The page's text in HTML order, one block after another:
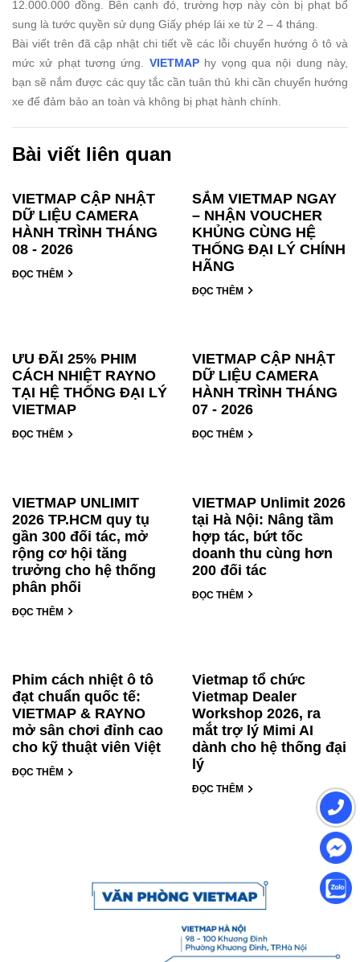
12.000.000 đồng. Bên cạnh đó, trường hợp này còn bị phạt bổ
sung là tước quyền sử dụng Giấy phép lái xe từ 2 – 4 tháng.
Bài viết trên đã cập nhật chi tiết về các lỗi chuyển hướng ô tô và
mức xử phạt tương ứng. VIETMAPhy vọng qua nội dung này,
bạn sẽ nắm được các quy tắc cần tuân thủ khi cần chuyển hướng
xe để đảm bảo an toàn và không bị phạt hành chính.
Bài viết liên quan
VIETMAP CẬP NHẬT
DỮ LIỆU CAMERA
HÀNH TRÌNH THÁNG
08 - 2026
ĐỌC THÊM
SẮM VIETMAP NGAY
– NHẬN VOUCHER
KHỦNG CÙNG HỆ
THỐNG ĐẠI LÝ CHÍNH
HÃNG
ĐỌC THÊM
ƯU ĐÃI 25% PHIM
CÁCH NHIỆT RAYNO
TẠI HỆ THỐNG ĐẠI LÝ
VIETMAP
ĐỌC THÊM
VIETMAP CẬP NHẬT
DỮ LIỆU CAMERA
HÀNH TRÌNH THÁNG
07 - 2026
ĐỌC THÊM
VIETMAP UNLIMIT
2026 TP.HCM quy tụ
gần 300 đối tác, mở
rộng cơ hội tăng
trưởng cho hệ thống
phân phối
ĐỌC THÊM
VIETMAP Unlimit 2026
tại Hà Nội: Nâng tầm
hợp tác, bứt tốc
doanh thu cùng hơn
200 đối tác
ĐỌC THÊM
Phim cách nhiệt ô tô
đạt chuẩn quốc tế:
VIETMAP & RAYNO
mở sân chơi đỉnh cao
cho kỹ thuật viên Việt
ĐỌC THÊM
Vietmap tổ chức
Vietmap Dealer
Workshop 2026, ra
mắt trợ lý Mimi AI
dành cho hệ thống đại
lý
ĐỌC THÊM